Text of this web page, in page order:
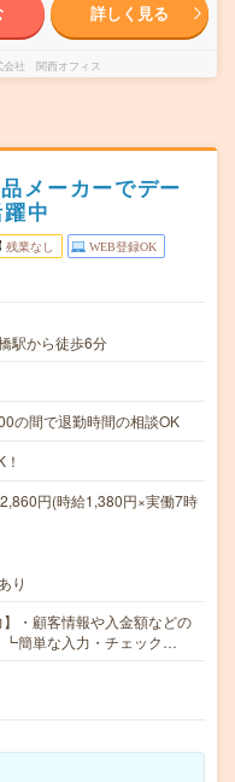
詳しく見る
会社 関西オフィス
メーカーでデー
中
残業なし WEB登録OK
駅から徒歩6分
の間で退勤時間の相談OK
円(時給1,380円×実働7時
り
】・顧客情報や入金額などの
簡単な入力・チェック…